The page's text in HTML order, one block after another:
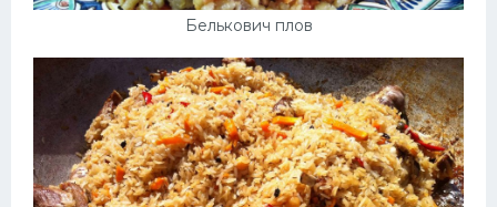
Белькович плов